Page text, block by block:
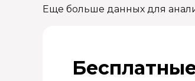
Еще больше данных для